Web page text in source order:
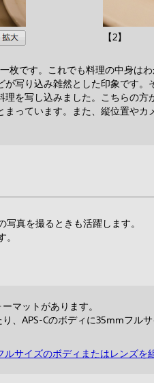
【2】
枚です。これでも料理の中身は
写り込み雑然とした印象です。
を写し込みました。こちらの方
っています。また、縦位置や
真を撮るときも活躍します。
マットがあります。
、APS-Cのボディに35mmフル
サイズのボディまたはレンズを